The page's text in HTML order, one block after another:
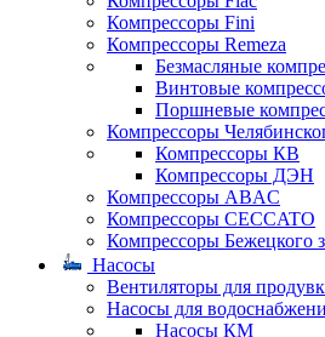
Компрессоры Fini
Компрессоры Remeza
Безмасляные
Винтовые
Поршневые
Компрессоры
Компрессоры КВ
Компрессоры ДЭН
Компрессоры ABAC
Компрессоры CECCATO
Компрессоры Бежецкого
Насосы
Вентиляторы для
Насосы для
Насосы КМ